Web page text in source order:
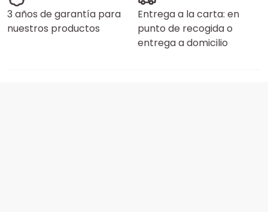
3 años de garantía para
nuestros productos
Entrega a la carta: en
punto de recogida o
entrega a domicilio